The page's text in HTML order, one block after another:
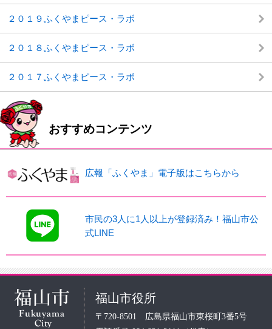
２０１９ふくやまピース・ラボ
２０１８ふくやまピース・ラボ
２０１７ふくやまピース・ラボ
おすすめコンテンツ
広報「ふくやま」電子版はこちらから
市民の3人に1人以上が登録済み！福山市公
式LINE
福山市役所
〒720-8501 広島県福山市東桜町3番5号